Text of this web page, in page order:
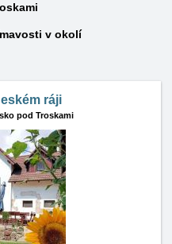
v okolí
ráji
pod Troskami